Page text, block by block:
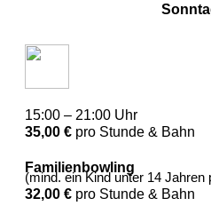
15:00 – 21:00 Uhr
35,00 € pro Stunde & Bahn
Familienbowling
(mind. ein Kind unter 14 Jahren
32,00 € pro Stunde & Bahn